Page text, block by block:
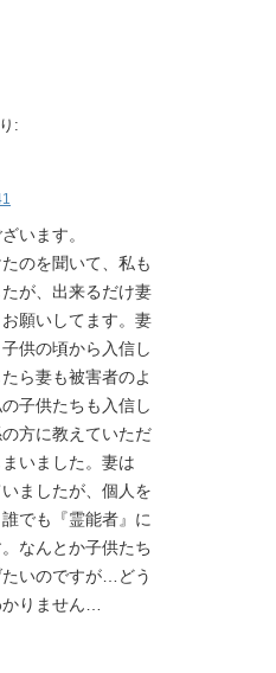
:
います。
のを聞いて、私も
が、出来るだけ妻
願いしてます。妻
供の頃から入信し
ら妻も被害者のよ
子供たちも入信し
方に教えていただ
いました。妻は
いましたが、個人を
でも『霊能者』に
なんとか子供たち
いのですが…どう
りません…